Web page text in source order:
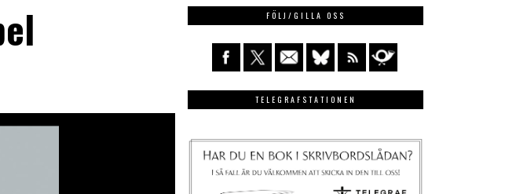
FÖLJ/GILLA OSS
TELEGRAFSTATIONEN